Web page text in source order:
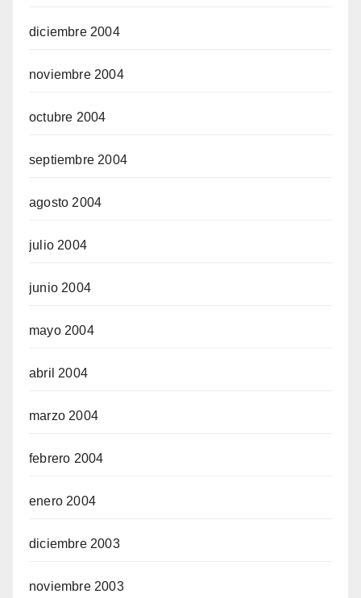
diciembre 2004
noviembre 2004
octubre 2004
septiembre 2004
agosto 2004
julio 2004
junio 2004
mayo 2004
abril 2004
marzo 2004
febrero 2004
enero 2004
diciembre 2003
noviembre 2003